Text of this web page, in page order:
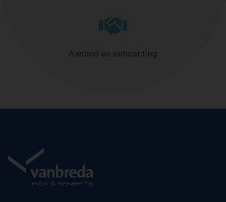
Aanbod en onboarding